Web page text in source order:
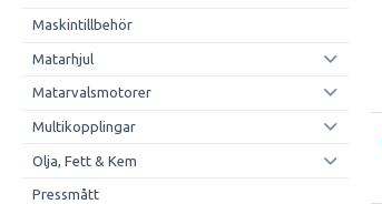
Maskintillbehör
Matarhjul
Matarvalsmotorer
Multikopplingar
Olja, Fett & Kem
Pressmått